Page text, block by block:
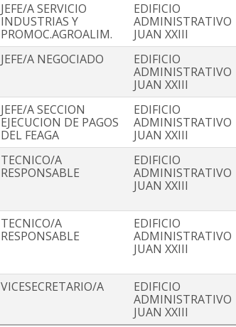
JEFE/A SERVICIO
INDUSTRIAS Y
PROMOC.AGROALIM.
EDIFICIO
ADMINISTRATIVO
JUAN XXIII
JEFE/A NEGOCIADO
EDIFICIO
ADMINISTRATIVO
JUAN XXIII
JEFE/A SECCION
EJECUCION DE PAGOS
DEL FEAGA
EDIFICIO
ADMINISTRATIVO
JUAN XXIII
TECNICO/A
RESPONSABLE
EDIFICIO
ADMINISTRATIVO
JUAN XXIII
TECNICO/A
RESPONSABLE
EDIFICIO
ADMINISTRATIVO
JUAN XXIII
VICESECRETARIO/A
EDIFICIO
ADMINISTRATIVO
JUAN XXIII